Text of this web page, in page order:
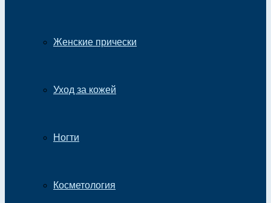
Женские прически
Уход за кожей
Ногти
Косметология